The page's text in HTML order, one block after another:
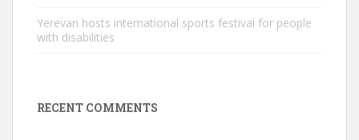
Yerevan hosts international sports festival for people
with disabilities
RECENT COMMENTS